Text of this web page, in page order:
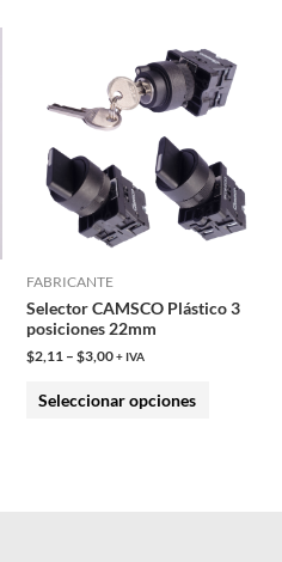
FABRICANTE
Selector CAMSCO Plástico 3
posiciones 22mm
$2,11 – $3,00+ IVA
Seleccionar opciones
producto
tiene
variantes.
Las
opciones
elegir